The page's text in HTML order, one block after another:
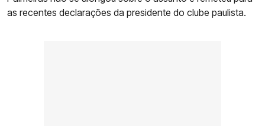
as recentes declarações da presidente do clube paulista.